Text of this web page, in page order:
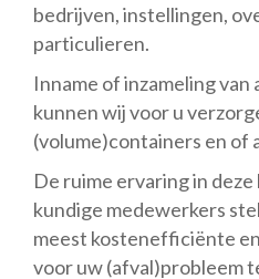
bedrijven, instellingen,
particulieren.
Inname of inzameling
kunnen wij voor u
(volume)containers en of
De ruime ervaring in
kundige medewerkers
meest kostenefficiënte
voor uw (afval)probleem